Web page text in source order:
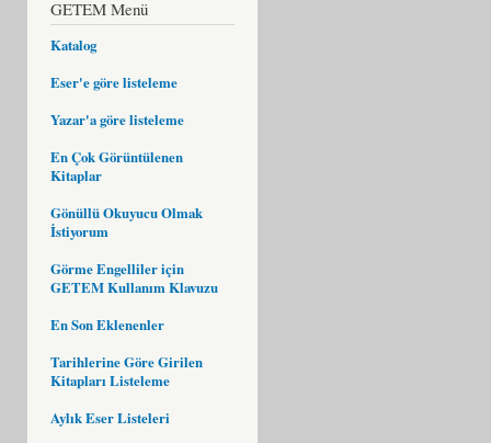
GETEM Menü
Katalog
Eser'e göre listeleme
Yazar'a göre listeleme
En Çok Görüntülenen
Kitaplar
Gönüllü Okuyucu Olmak
İstiyorum
Görme Engelliler için
GETEM Kullanım Klavuzu
En Son Eklenenler
Tarihlerine Göre Girilen
Kitapları Listeleme
Aylık Eser Listeleri